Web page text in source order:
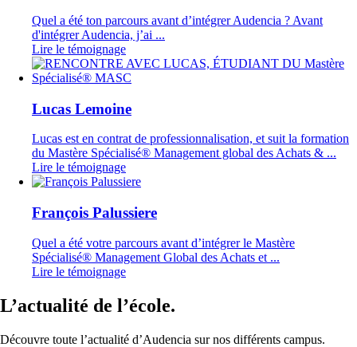
Quel a été ton parcours avant d’intégrer Audencia ? Avant
d'intégrer Audencia, j’ai ...
Lire le témoignage
Lucas Lemoine
Lucas est en contrat de professionnalisation, et suit la formation
du Mastère Spécialisé® Management global des Achats & ...
Lire le témoignage
François Palussiere
Quel a été votre parcours avant d’intégrer le Mastère
Spécialisé® Management Global des Achats et ...
Lire le témoignage
L’actualité de l’école.
Découvre toute l’actualité d’Audencia sur nos différents campus.